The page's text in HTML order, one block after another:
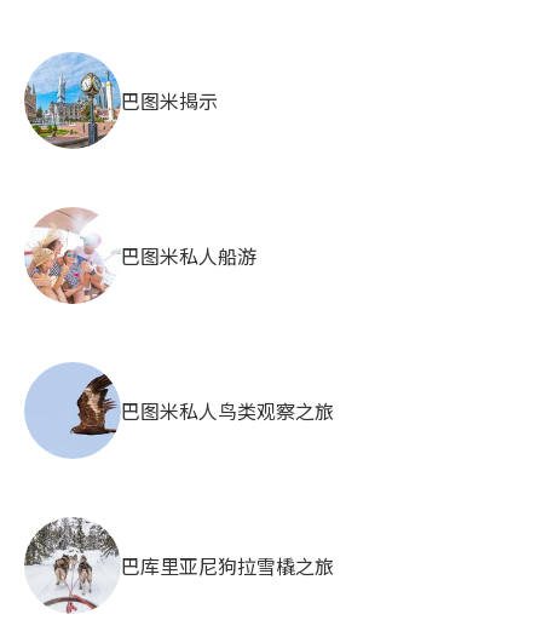
巴图米揭示
巴图米私人船游
巴图米私人鸟类观察之旅
巴库里亚尼狗拉雪橇之旅